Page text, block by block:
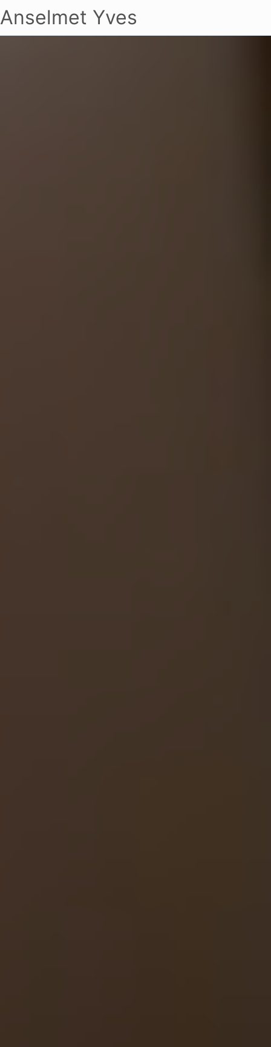
Anselmet Yves